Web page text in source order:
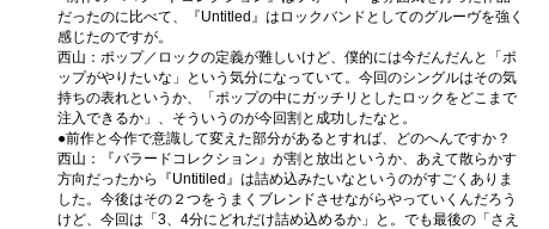
だったのに比べて、『Untitled』はロックバンドとしてのグルーヴを強く
感じたのですが。
西山：ポップ／ロックの定義が難しいけど、僕的には今だんだんと「ポ
ップがやりたいな」という気分になっていて。今回のシングルはその気
持ちの表れというか、「ポップの中にガッチリとしたロックをどこまで
注入できるか」、そういうのが今回割と成功したなと。
●前作と今作で意識して変えた部分があるとすれば、どのへんですか？
西山：『バラードコレクション』が割と放出というか、あえて散らかす
方向だったから『Untitiled』は詰め込みたいなというのがすごくありま
した。今後はその２つをうまくブレンドさせながらやっていくんだろう
けど、今回は「3、4分にどれだけ詰め込めるか」と。でも最後の「さえ